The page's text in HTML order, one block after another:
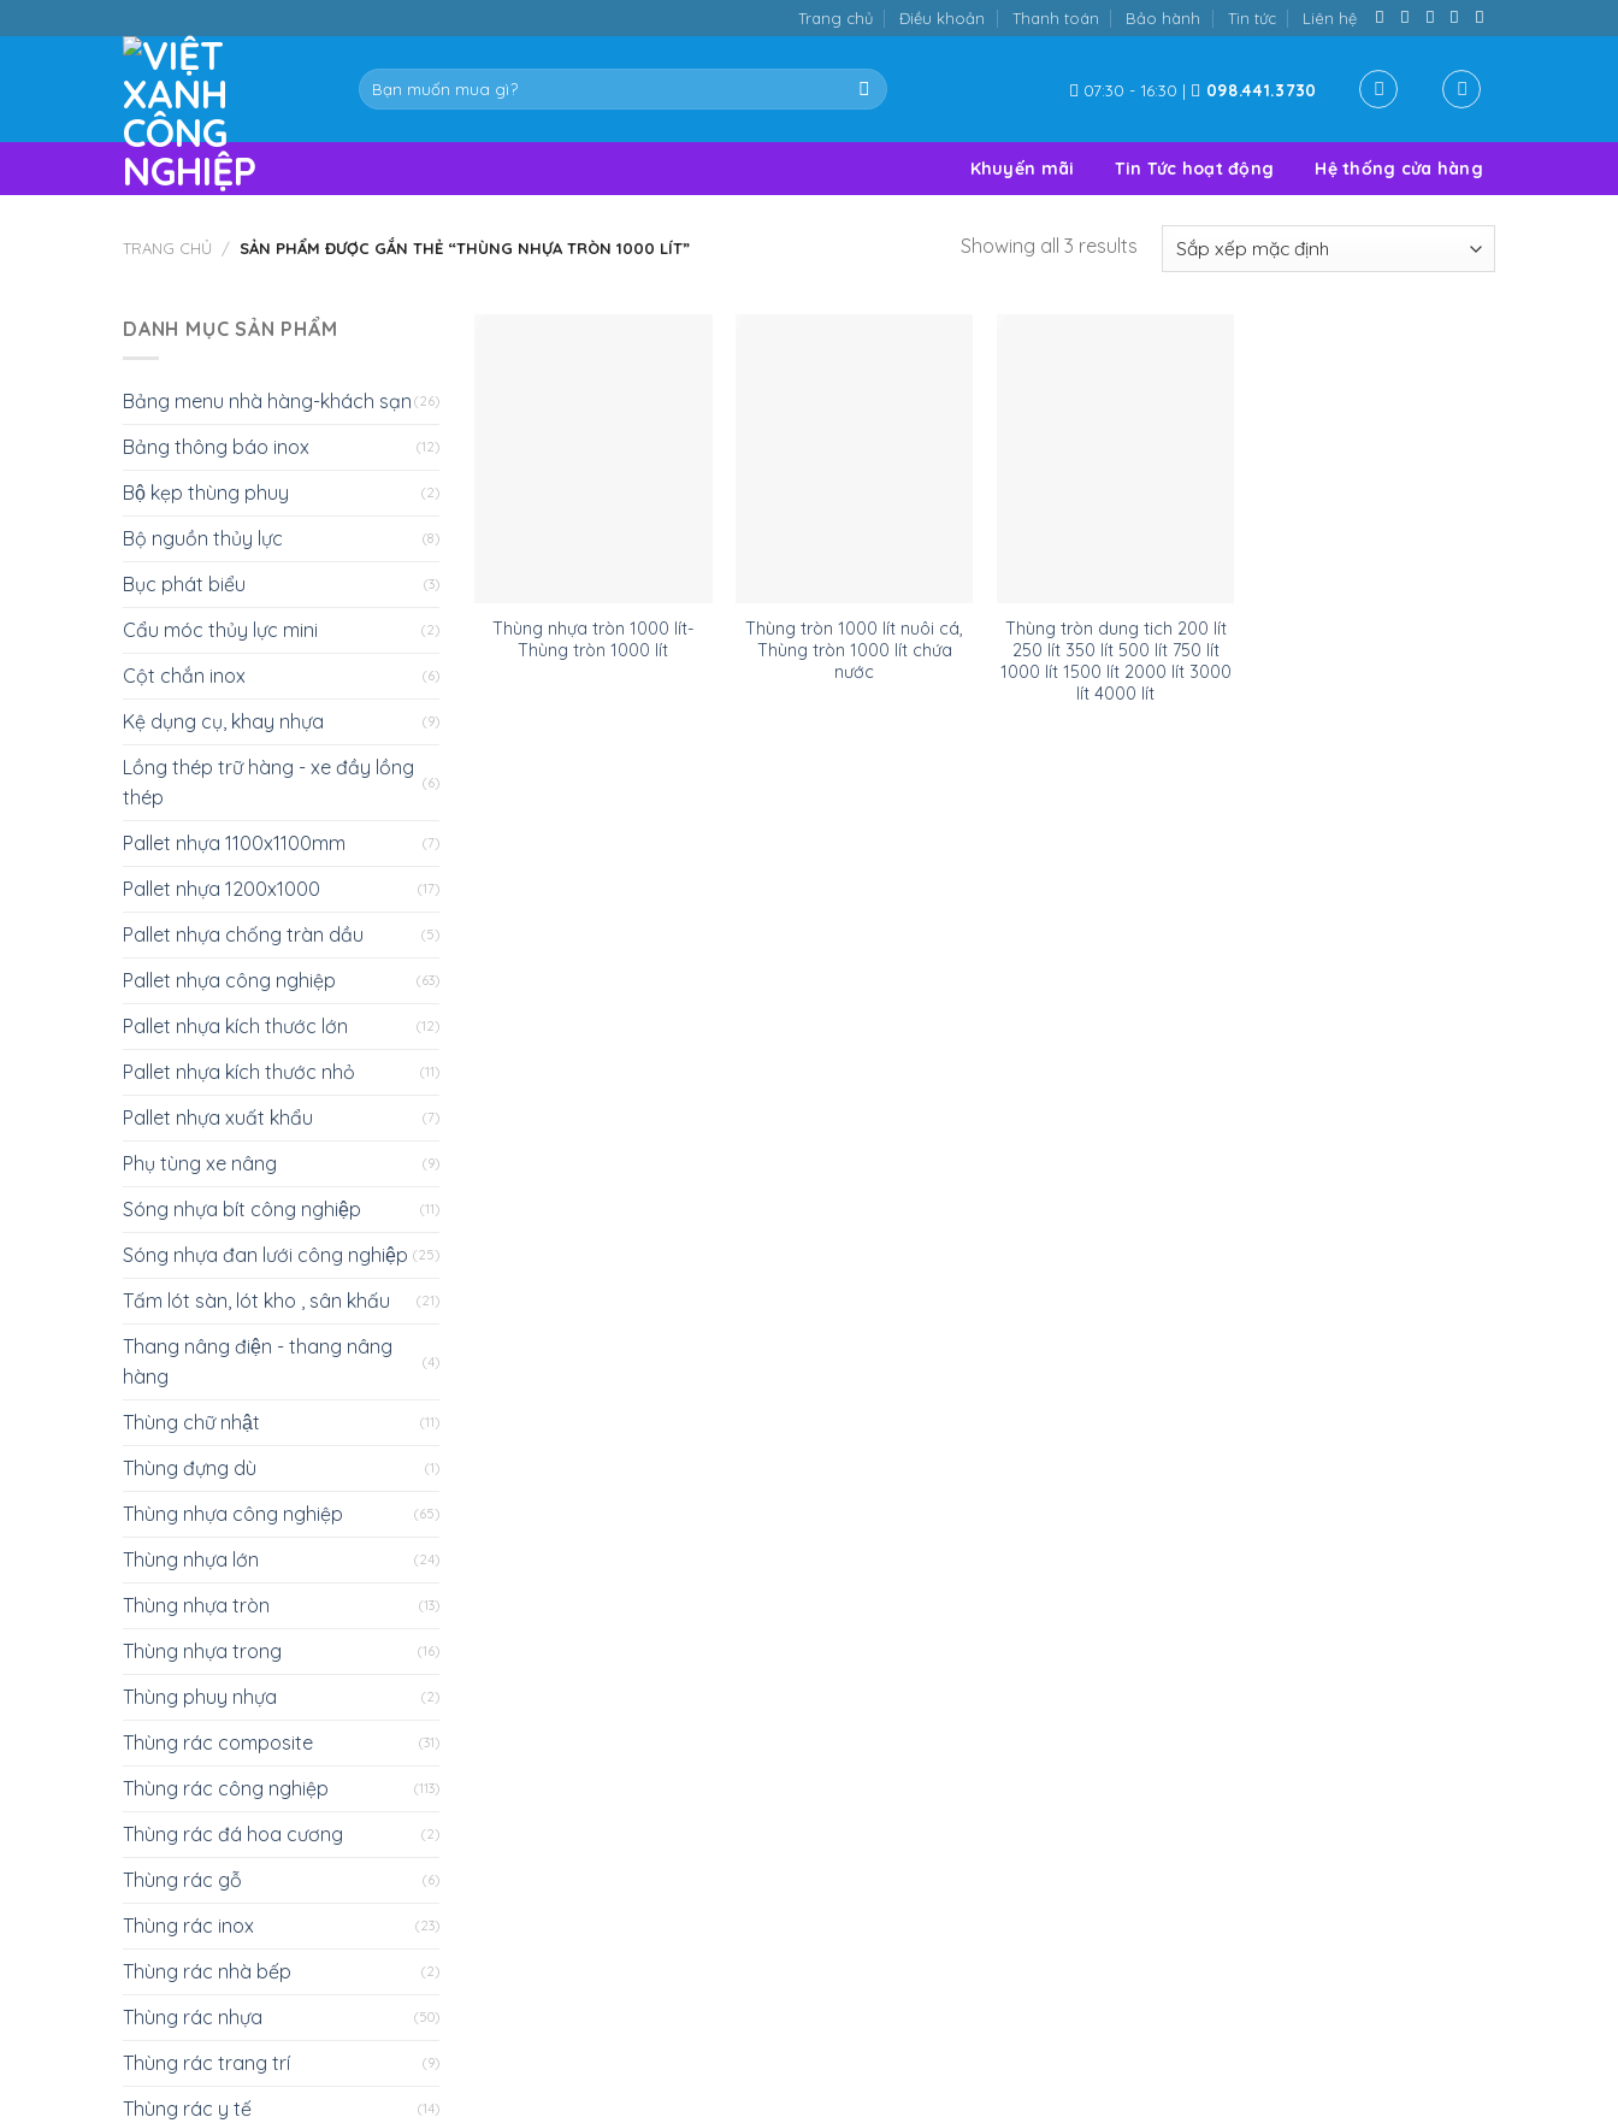
to
Trang chủ Điều khoản Thanh toán Bảo hành Tin tức Liên hệ
Tìm
kiếm:
07:30 - 16:30 | 098.441.3730
Khuyến mãi Tin Tức hoạt động Hệ thống cửa hàng
TRANG CHỦ / SẢN PHẨM ĐƯỢC GẮN THẺ “THÙNG NHỰA TRÒN 1000 LÍT” Showing all 3 results
DANH MỤC SẢN PHẨM
Bảng menu nhà hàng-khách sạn (26)
Bảng thông báo inox (12)
Bộ kẹp thùng phuy (2)
Bộ nguồn thủy lực (8)
Bục phát biểu (3)
Cẩu móc thủy lực mini (2)
Cột chắn inox (6)
Kệ dụng cụ, khay nhựa (9)
Lồng thép trữ hàng - xe đầy lồng
thép
(6)
Pallet nhựa 1100x1100mm (7)
Pallet nhựa 1200x1000 (17)
Pallet nhựa chống tràn dầu (5)
Pallet nhựa công nghiệp (63)
Pallet nhựa kích thước lớn (12)
Pallet nhựa kích thước nhỏ (11)
Pallet nhựa xuất khẩu (7)
Phụ tùng xe nâng (9)
Sóng nhựa bít công nghiệp (11)
Sóng nhựa đan lưới công nghiệp (25)
Tấm lót sàn, lót kho , sân khấu (21)
Thang nâng điện - thang nâng
hàng
(4)
Thùng chữ nhật (11)
Thùng đựng dù (1)
Thùng nhựa công nghiệp (65)
Thùng nhựa lớn (24)
Thùng nhựa tròn (13)
Thùng nhựa trong (16)
Thùng phuy nhựa (2)
Thùng rác composite (31)
Thùng rác công nghiệp (113)
Thùng rác đá hoa cương (2)
Thùng rác gỗ (6)
Thùng rác inox (23)
Thùng rác nhà bếp (2)
Thùng rác nhựa (50)
Thùng rác trang trí (9)
Thùng rác y tế (14)
Thùng nhựa tròn 1000 lít-
Thùng tròn 1000 lít
Thùng tròn 1000 lít nuôi cá,
Thùng tròn 1000 lít chứa
nước
Thùng tròn dung tich 200 lít
250 lít 350 lít 500 lít 750 lít
1000 lít 1500 lít 2000 lít 3000
lít 4000 lít